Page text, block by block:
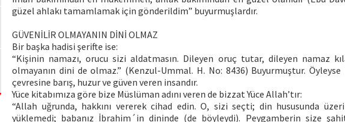
güzel ahlakı tamamlamak için gönderildim” buyurmuşlardır.
GÜVENİLİR OLMAYANIN DİNİ OLMAZ
Bir başka hadisi şerifte ise:
“Kişinin namazı, orucu sizi aldatmasın. Dileyen oruç tutar, dileyen namaz
olmayanın dini de olmaz.” (Kenzul-Ummal. H. No: 8436) Buyurmuştur. Öyleyse
çevresine barış, huzur ve güven veren insandır.
Yüce kitabımıza göre bize Müslüman adını veren de bizzat Yüce Allah’tır:
“Allah uğrunda, hakkını vererek cihad edin. O, sizi seçti; din hususunda
yüklemedi; babanız İbrahim´in dininde (de böyleydi). Peygamberin size